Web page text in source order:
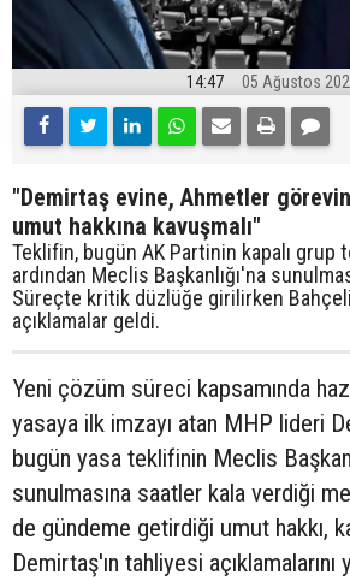
14:47 05 Ağustos
"Demirtaş evine, Ahmetler
umut hakkına kavuşmalı"
Teklifin, bugün AK Partinin kapalı grup
ardından Meclis Başkanlığı'na
Süreçte kritik düzlüğe girilirken
açıklamalar geldi.
Yeni çözüm süreci kapsamında
yasaya ilk imzayı atan MHP lideri
bugün yasa teklifinin Meclis
sunulmasına saatler kala verdiği
de gündeme getirdiği umut hakkı,
Demirtaş'ın tahliyesi açıklamalarını